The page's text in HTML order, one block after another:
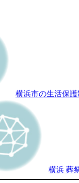
横浜市の生活保
横浜 葬